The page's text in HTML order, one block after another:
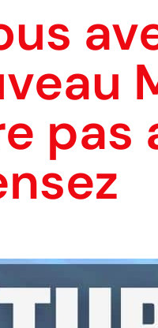
pas